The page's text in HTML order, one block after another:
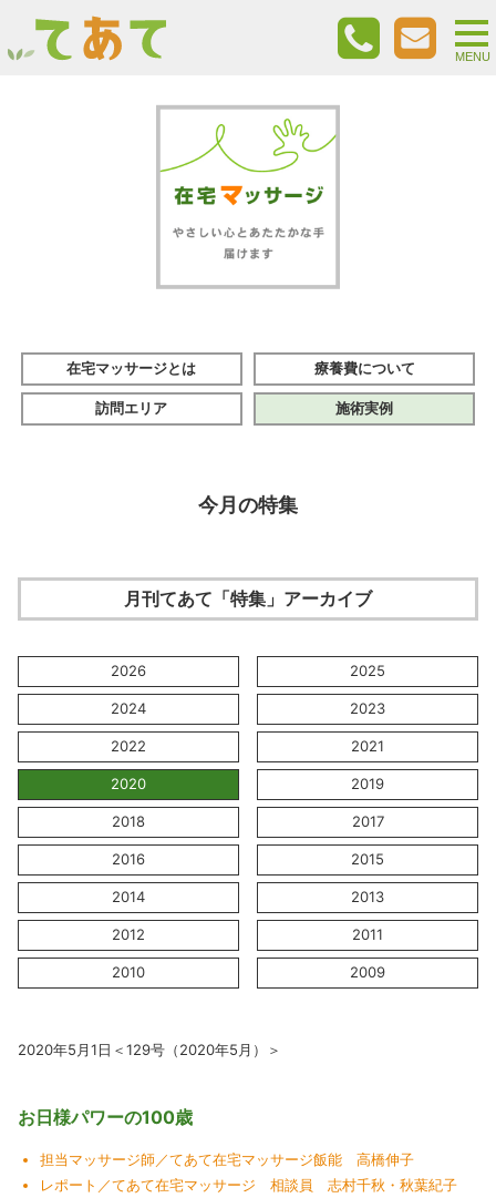
在宅マッサージとは 療養費について
訪問エリア 施術実例
今月の特集
月刊てあて「特集」アーカイブ
2026 2025
2024 2023
2022 2021
2020 2019
2018 2017
2016 2015
2014 2013
2012 2011
2010 2009
2020年5月1日＜129号（2020年5月）＞
お日様パワーの100歳
担当マッサージ師／てあて在宅マッサージ飯能 高橋伸子
レポート／てあて在宅マッサージ 相談員 志村千秋・秋葉紀子
MENU